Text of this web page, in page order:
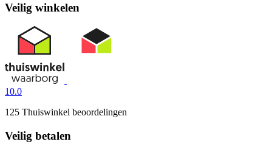
Veilig winkelen
10.0
125 Thuiswinkel beoordelingen
Veilig betalen